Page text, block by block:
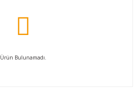
Ürün Bulunamadı.